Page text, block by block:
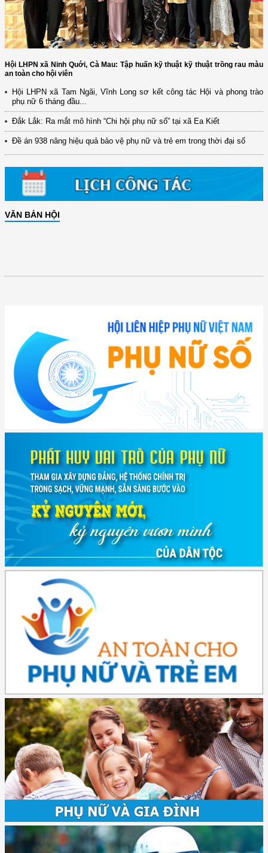
Hội LHPN xã Ninh Quới, Cà Mau: Tập huấn kỹ thuật kỹ thuật trồng rau màu
an toàn cho hội viên
Hội LHPN xã Tam Ngãi, Vĩnh Long sơ kết công tác Hội và phong trào
phụ nữ 6 tháng đầu...
Đắk Lắk: Ra mắt mô hình “Chi hội phụ nữ số” tại xã Ea Kiết
Đề án 938 nâng hiệu quả bảo vệ phụ nữ và trẻ em trong thời đại số
VĂN BẢN HỘI